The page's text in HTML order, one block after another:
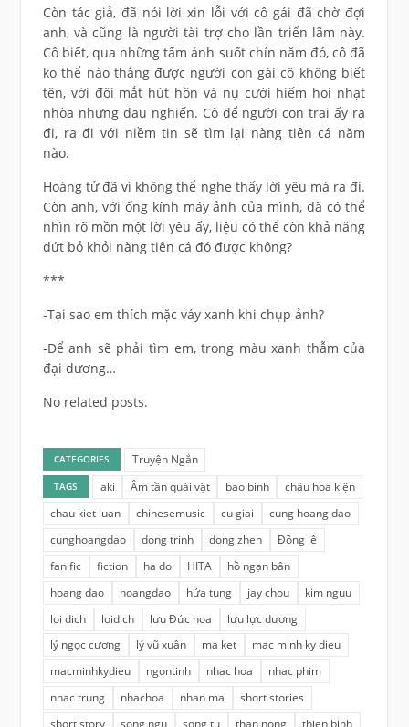
Còn tác giả, đã nói lời xin lỗi với cô gái đã chờ đợi
anh, và cũng là người tài trợ cho lần triển lãm này.
Cô biết, qua những tấm ảnh suốt chín năm đó, cô đã
ko thể nào thắng được người con gái cô không biết
tên, với đôi mắt hút hồn và nụ cười hiếm hoi nhạt
nhòa nhưng đau nghiến. Cô để người con trai ấy ra
đi, ra đi với niềm tin sẽ tìm lại nàng tiên cá năm
nào.
Hoàng tử đã vì không thể nghe thấy lời yêu mà ra đi.
Còn anh, với ống kính máy ảnh của mình, đã có thể
nhìn rõ mồn một lời yêu ấy, liệu có thể còn khả năng
dứt bỏ khỏi nàng tiên cá đó được không?
***
-Tại sao em thích mặc váy xanh khi chụp ảnh?
-Để anh sẽ phải tìm em, trong màu xanh thẫm của
đại dương…
No related posts.
CATEGORIES Truyện Ngắn
TAGS aki Âm tần quái vật bao binh
châu hoa kiện
chau kiet luan
chinesemusic cu giai
cung hoang dao
cunghoangdao
dong trinh dong zhen
Đồng lệ
fan fic
fiction ha do HITA
hồ ngạn bân
hoang dao
hoangdao hứa tung jay chou
kim nguu
loi dich
loidich lưu Đức hoa
lưu lực dương
lý ngọc cương
lý vũ xuân ma ket
mac minh ky dieu
macminhkydieu
ngontinh nhac hoa
nhac phim
nhac trung
nhachoa nhan ma
short stories
short story
song ngu song tu than nong
thien binh